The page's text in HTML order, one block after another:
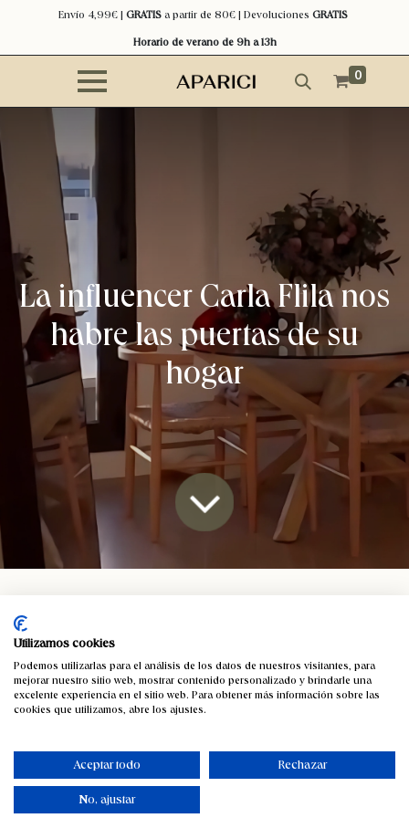
Envío 4,99€ | GRATISa partir de 80€ | Devoluciones GRATIS
Horario de verano de 9h a 13h
0
La influencer Carla Flila nos
habre las puertas de su
hogar
Carla Flila y su nuevo
apartamento: Una
decoración con fibras
naturales y diseños de
APARICI.
Utilizamos cookies
Podemos utilizarlas para el análisis de los datos de nuestros visitantes, para
mejorar nuestro sitio web, mostrar contenido personalizado y brindarle una
excelente experiencia en el sitio web. Para obtener más información sobre las
cookies que utilizamos, abre los ajustes.
Aceptar todo Rechazar
No, ajustar